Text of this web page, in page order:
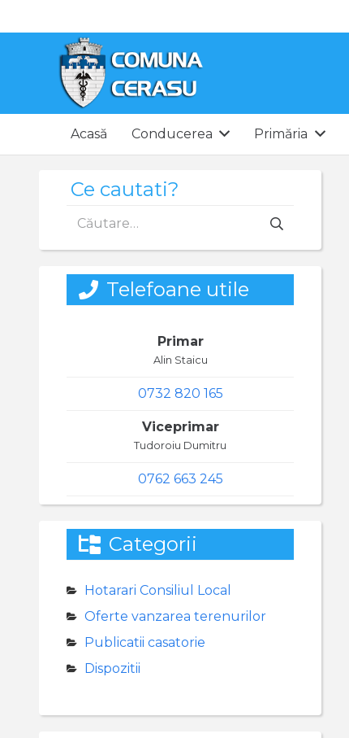
Acasă Conducerea Primăria
Ce cautati?
după:
Telefoane utile
Primar
Alin Staicu
0732 820 165
Viceprimar
Tudoroiu Dumitru
0762 663 245
Categorii
Hotarari Consiliul Local
Oferte vanzarea terenurilor
Publicatii casatorie
Dispozitii